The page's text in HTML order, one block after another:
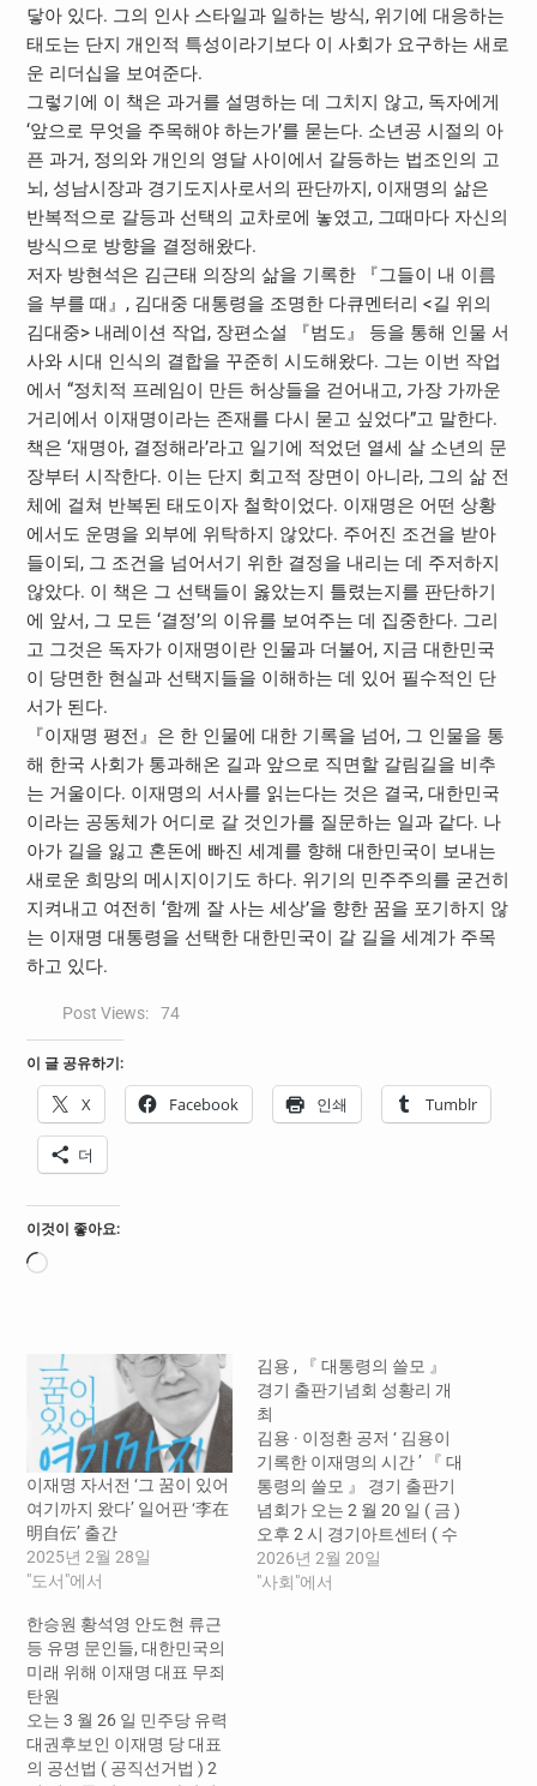
닿아 있다. 그의 인사 스타일과 일하는 방식, 위기에 대응하는
태도는 단지 개인적 특성이라기보다 이 사회가 요구하는 새로
운 리더십을 보여준다.
그렇기에 이 책은 과거를 설명하는 데 그치지 않고, 독자에게
‘앞으로 무엇을 주목해야 하는가’를 묻는다. 소년공 시절의 아
픈 과거, 정의와 개인의 영달 사이에서 갈등하는 법조인의 고
뇌, 성남시장과 경기도지사로서의 판단까지, 이재명의 삶은
반복적으로 갈등과 선택의 교차로에 놓였고, 그때마다 자신의
방식으로 방향을 결정해왔다.
저자 방현석은 김근태 의장의 삶을 기록한 『그들이 내 이름
을 부를 때』, 김대중 대통령을 조명한 다큐멘터리 <길 위의
김대중> 내레이션 작업, 장편소설 『범도』 등을 통해 인물 서
사와 시대 인식의 결합을 꾸준히 시도해왔다. 그는 이번 작업
에서 “정치적 프레임이 만든 허상들을 걷어내고, 가장 가까운
거리에서 이재명이라는 존재를 다시 묻고 싶었다”고 말한다.
책은 ‘재명아, 결정해라’라고 일기에 적었던 열세 살 소년의 문
장부터 시작한다. 이는 단지 회고적 장면이 아니라, 그의 삶 전
체에 걸쳐 반복된 태도이자 철학이었다. 이재명은 어떤 상황
에서도 운명을 외부에 위탁하지 않았다. 주어진 조건을 받아
들이되, 그 조건을 넘어서기 위한 결정을 내리는 데 주저하지
않았다. 이 책은 그 선택들이 옳았는지 틀렸는지를 판단하기
에 앞서, 그 모든 ‘결정’의 이유를 보여주는 데 집중한다. 그리
고 그것은 독자가 이재명이란 인물과 더불어, 지금 대한민국
이 당면한 현실과 선택지들을 이해하는 데 있어 필수적인 단
서가 된다.
『이재명 평전』은 한 인물에 대한 기록을 넘어, 그 인물을 통
해 한국 사회가 통과해온 길과 앞으로 직면할 갈림길을 비추
는 거울이다. 이재명의 서사를 읽는다는 것은 결국, 대한민국
이라는 공동체가 어디로 갈 것인가를 질문하는 일과 같다. 나
아가 길을 잃고 혼돈에 빠진 세계를 향해 대한민국이 보내는
새로운 희망의 메시지이기도 하다. 위기의 민주주의를 굳건히
지켜내고 여전히 ‘함께 잘 사는 세상’을 향한 꿈을 포기하지 않
는 이재명 대통령을 선택한 대한민국이 갈 길을 세계가 주목
하고 있다.
Post Views: 74
이 글 공유하기:
X Facebook 인쇄 Tumblr
더
이것이 좋아요:
로
이재명 자서전 ‘그 꿈이 있어
여기까지 왔다’ 일어판 ‘李在
明自伝’ 출간
2025년 2월 28일
"도서"에서
김용 , 『 대통령의 쓸모 』
경기 출판기념회 성황리 개
최
김용 · 이정환 공저 ‘ 김용이
기록한 이재명의 시간 ’ 『 대
통령의 쓸모 』 경기 출판기
념회가 오는 2 월 20 일 ( 금 )
오후 2 시 경기아트센터 ( 수
원 ) 에서 열렸다 . 이번 출판
기념회에 4 만 명이 넘는 지
2026년 2월 20일
"사회"에서
한승원 황석영 안도현 류근
등 유명 문인들, 대한민국의
미래 위해 이재명 대표 무죄
탄원
오는 3 월 26 일 민주당 유력
대권후보인 이재명 당 대표
의 공선법 ( 공직선거법 ) 2